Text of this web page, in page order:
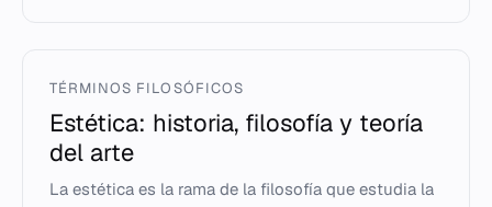
TÉRMINOS FILOSÓFICOS
Estética: historia, filosofía y teoría
del arte
La estética es la rama de la filosofía que estudia la